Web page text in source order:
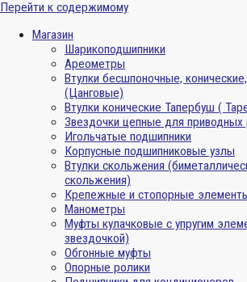
Перейти к содержимому
Магазин
Шарикоподшипники
Ареометры
Втулки бесшпоночные,
(Цанговые)
Втулки конические Тапербуш (
Звездочки цепные для приводных
Игольчатые подшипники
Корпусные подшипниковые узлы
Втулки скольжения
скольжения)
Крепежные и стопорные
Манометры
Муфты кулачковые с упругим
звездочкой)
Обгонные муфты
Опорные ролики